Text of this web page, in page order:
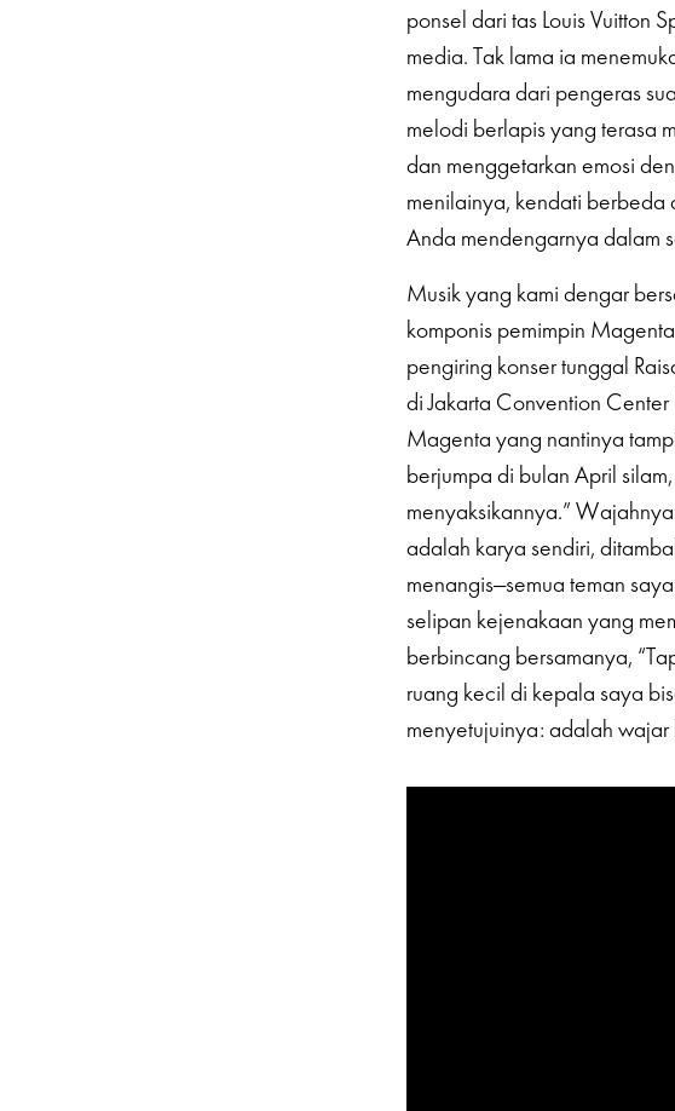
ponsel dari tas Louis Vuitton
media. Tak lama ia
mengudara dari pengeras
melodi berlapis yang terasa
dan menggetarkan emosi
menilainya, kendati berbeda
Anda mendengarnya dalam
Musik yang kami dengar
komponis pemimpin
pengiring konser tunggal
di Jakarta Convention
Magenta yang nantinya
berjumpa di bulan April
menyaksikannya.”
adalah karya sendiri,
menangis—semua teman
selipan kejenakaan yang
berbincang bersamanya,
ruang kecil di kepala saya
menyetujuinya: adalah